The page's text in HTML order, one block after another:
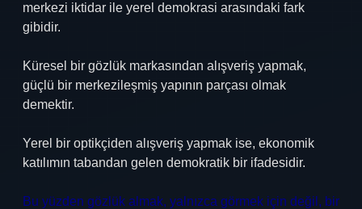
merkezi iktidar ile yerel demokrasi arasındaki fark
gibidir.
Küresel bir gözlük markasından alışveriş yapmak,
güçlü bir merkezileşmiş yapının parçası olmak
demektir.
Yerel bir optikçiden alışveriş yapmak ise, ekonomik
katılımın tabandan gelen demokratik bir ifadesidir.
Bu yüzden gözlük almak, yalnızca görmek için değil, bir